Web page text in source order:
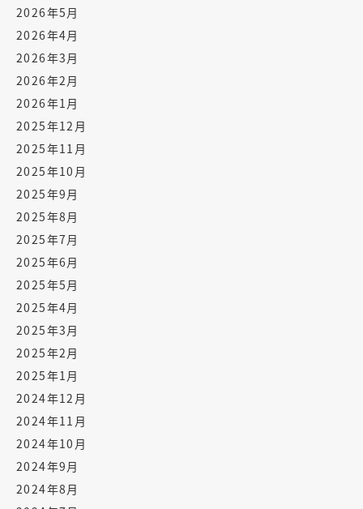
2026年5月
2026年4月
2026年3月
2026年2月
2026年1月
2025年12月
2025年11月
2025年10月
2025年9月
2025年8月
2025年7月
2025年6月
2025年5月
2025年4月
2025年3月
2025年2月
2025年1月
2024年12月
2024年11月
2024年10月
2024年9月
2024年8月